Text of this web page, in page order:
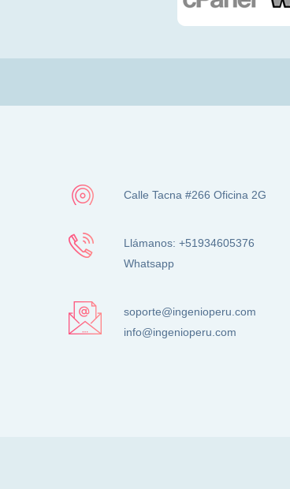
Calle Tacna #266 Oficina 2G
Llámanos: +51934605376
Whatsapp
soporte@ingenioperu.com
info@ingenioperu.com